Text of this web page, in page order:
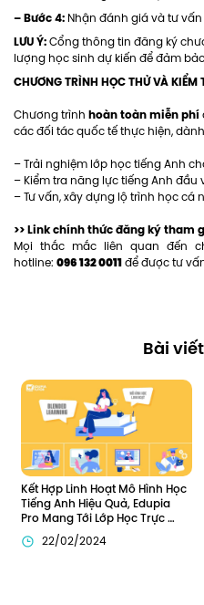
– Bước 4: Nhận đánh giá và tư
LƯU Ý:Cổng thông tin đăng ký
lượng học sinh dự kiến để đảm
CHƯƠNG TRÌNH HỌC THỬ VÀ
Chương trìnhhoàn toàn miễn phí
các đối tác quốc tế thực hiện,
– Trải nghiệm lớp học tiếng Anh
– Kiểm tra năng lực tiếng Anh đầu
– Tư vấn, xây dựng lộ trình học cá
>> Link chính thức đăng ký tham
Mọi thắc mắc liên quan đến
hotline: 096 132 0011để được tư
Bài
Kết Hợp Linh Hoạt Mô Hình Học
Tiếng Anh Hiệu Quả, Edupia
Pro Mang Tới Lớp Học Trực
Tuyến Toàn Diện Cho Trẻ Em
Việt 22/02/2024